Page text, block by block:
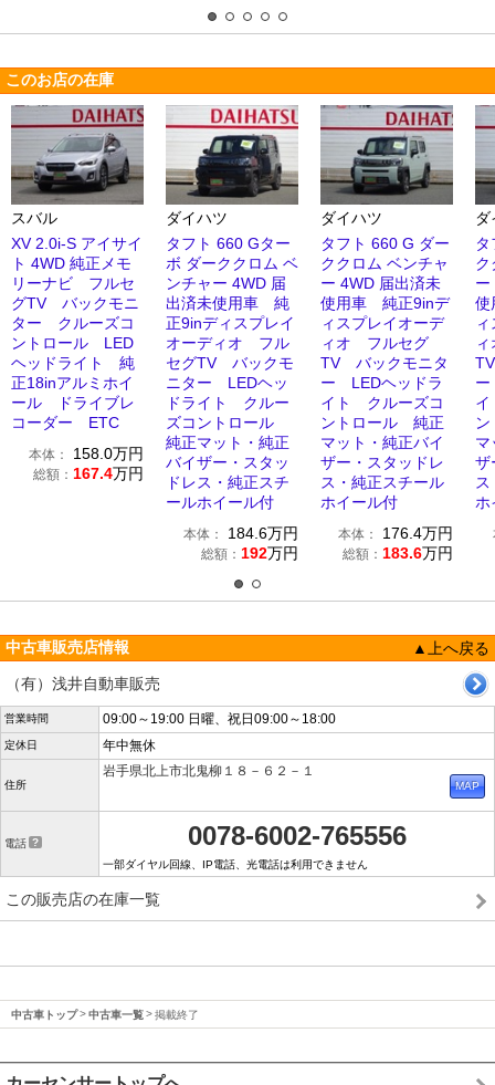
このお店の在庫
スバル
XV 2.0i-S アイサイ
ト 4WD 純正メモ
リーナビ フルセ
グTV バックモニ
ター クルーズコ
ントロール LED
ヘッドライト 純
正18inアルミホイ
ール ドライブレ
コーダー ETC
本体： 158.0万円
総額： 167.4万円
ダイハツ
タフト 660 Gター
ボ ダーククロム ベ
ンチャー 4WD 届
出済未使用車 純
正9inディスプレイ
オーディオ フル
セグTV バックモ
ニター LEDヘッ
ドライト クルー
ズコントロール
純正マット・純正
バイザー・スタッ
ドレス・純正スチ
ールホイール付
本体： 184.6万円
総額： 192万円
ダイハツ
タフト 660 G ダー
ククロム ベンチャ
ー 4WD 届出済未
使用車 純正9inデ
ィスプレイオーデ
ィオ フルセグ
TV バックモニタ
ー LEDヘッドラ
イト クルーズコ
ントロール 純正
マット・純正バイ
ザー・スタッドレ
ス・純正スチール
ホイール付
本体： 176.4万円
総額： 183.6万円
ク
ー
使
マ
ザ
ホ
中古車販売店情報
▲上へ戻る
（有）浅井自動車販売
営業時間 09:00～19:00 日曜、祝日09:00～18:00
定休日 年中無休
住所
岩手県北上市北鬼柳１８－６２－１
電話 0078-6002-765556
一部ダイヤル回線、IP電話、光電話は利用できません
この販売店の在庫一覧
中古車トップ 中古車一覧 掲載終了